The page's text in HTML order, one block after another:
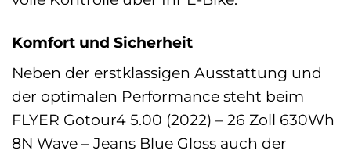
Komfort und Sicherheit
Neben der erstklassigen Ausstattung und
der optimalen Performance steht beim
FLYER Gotour4 5.00 (2022) – 26 Zoll 630Wh
8N Wave – Jeans Blue Gloss auch der